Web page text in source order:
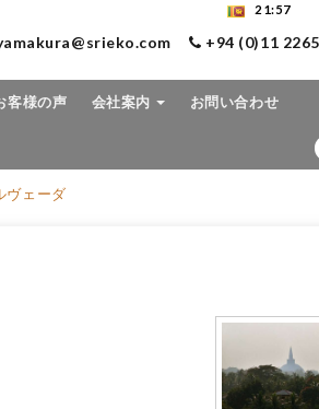
客様の声 会社案内 お問い合わせ
+94 (0)11
21:57
ェーダ